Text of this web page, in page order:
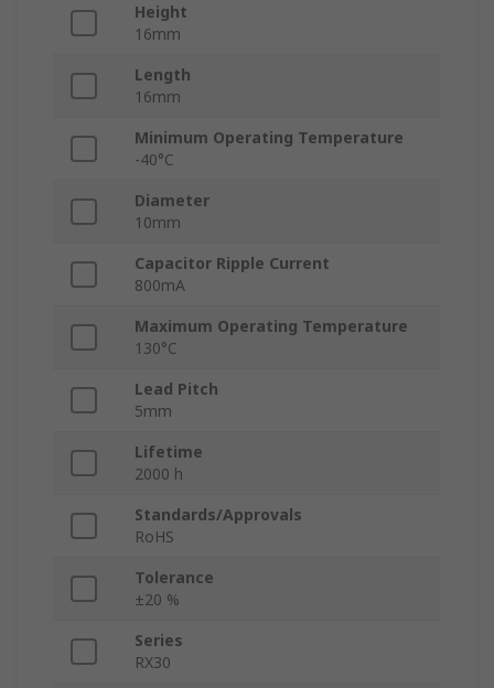
Height
16mm
Length
16mm
Minimum Operating Temperature
-40°C
Diameter
10mm
Capacitor Ripple Current
800mA
Maximum Operating Temperature
130°C
Lead Pitch
5mm
Lifetime
2000 h
Standards/Approvals
RoHS
Tolerance
±20 %
Series
RX30